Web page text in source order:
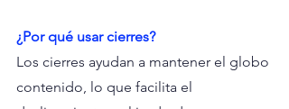
¿Por qué usar cierres?
Los cierres ayudan a mantener el globo
contenido, lo que facilita el